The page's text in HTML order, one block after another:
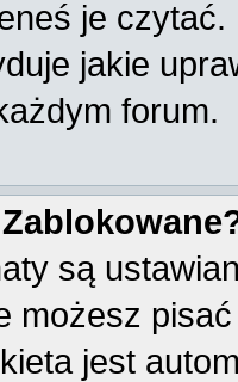
je czytać.
jakie
forum.
są
możesz
jest